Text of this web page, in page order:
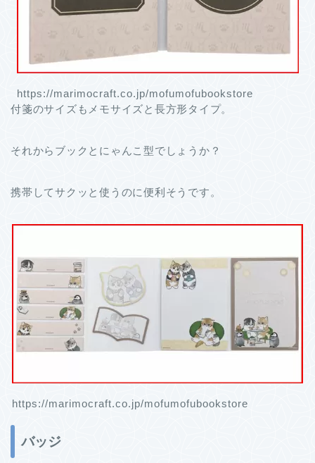
https://marimocraft.co.jp/mofumofubookstore
付箋のサイズもメモサイズと長方形タイプ。
それからブックとにゃんこ型でしょうか？
携帯してサクッと使うのに便利そうです。
https://marimocraft.co.jp/mofumofubookstore
バッジ